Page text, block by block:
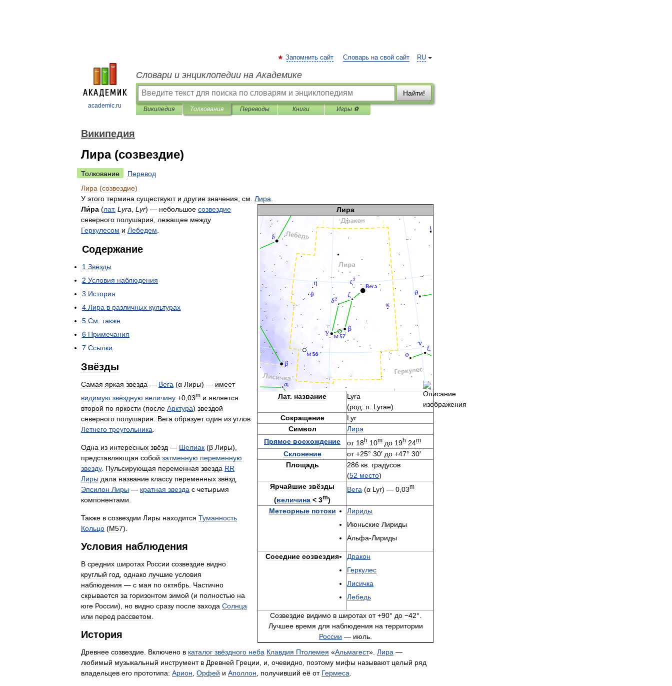
academic.ru
RU
Запомнить сайт Словарь на свой сайт
Словари и энциклопедии на Академике
Найти!
Википедия Толкования Переводы Книги Игры ⚽
Википедия
Лира (созвездие)
Толкование
Перевод
Лира (созвездие)
У этого термина существуют и другие значения см Лира
Лира
Лат. название
Lyra
(род п Lyrae)
Сокращение
Lyr
Символ
Лира
Прямое восхождение от 18h 10m до 19h 24m
Склонение от+25° 30′ до +47° 30′
Площадь
286 кв градусов
(52 место)
Ярчайшие звёзды
(величина < 3m)
Вега (α Lyr) — 0 03m
Метеорные потоки
Лириды
Июньские Лириды
Альфа-Лириды
Соседние созвездия
Дракон
Геркулес
Лисичка
Лебедь
Созвездие видимо в широтах от+90° до −42°.
Лучшее время для наблюдения на территории
России — июль
Ли́ра (лат. Lyra Lyr) — небольшое созвездие
северного полушария лежащее между
Геркулесом и Лебедем
Содержание
1 Звёзды
2 Условия наблюдения
3 История
4 Лира в различных культурах
5 См также
6 Примечания
7 Ссылки
Звёзды
Самая яркая звезда — Вега (α Лиры) — имеет
видимую звёздную величину +0 03m и является
второй по яркости (после Арктура) звездой
северного полушария Вега образует один из углов
Летнего треугольника
Одна из интересных звёзд — Шелиак (β Лиры),
представляющая собой затменную переменную
звезду. Пульсирующая переменная звезда RR
Лиры дала название классу переменных звёзд
Эпсилон Лиры — кратная звезда с четырьмя
компонентами
Также в созвездии Лиры находится Туманность
Кольцо (M57).
Условия наблюдения
В средних широтах России созвездие видно
круглый год однако лучшие условия
наблюдения — с мая по октябрь Частично
скрывается за горизонтом зимой (и полностью на
юге России), но видно сразу после захода Солнца
или перед рассветом
История
Древнее созвездие Включено в каталог звёздного неба Клавдия Птолемея «Альмагест». Лира —
любимый музыкальный инструмент в Древней Греции и очевидно поэтому мифы называют целый ряд
владельцев его прототипа: Арион Орфей и Аполлон получивший её от Гермеса